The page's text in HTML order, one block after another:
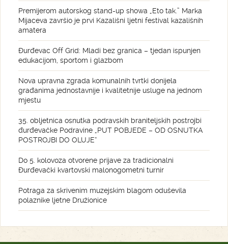
Premijerom autorskog stand-up showa „Eto tak.” Marka
Mijaceva završio je prvi Kazališni ljetni festival kazališnih
amatera
Đurđevac Off Grid: Mladi bez granica – tjedan ispunjen
edukacijom, sportom i glazbom
Nova upravna zgrada komunalnih tvrtki donijela
građanima jednostavnije i kvalitetnije usluge na jednom
mjestu
35. obljetnica osnutka podravskih braniteljskih postrojbi
đurđevačke Podravine „PUT POBJEDE – OD OSNUTKA
POSTROJBI DO OLUJE“
Do 5. kolovoza otvorene prijave za tradicionalni
Đurđevački kvartovski malonogometni turnir
Potraga za skrivenim muzejskim blagom oduševila
polaznike ljetne Družionice